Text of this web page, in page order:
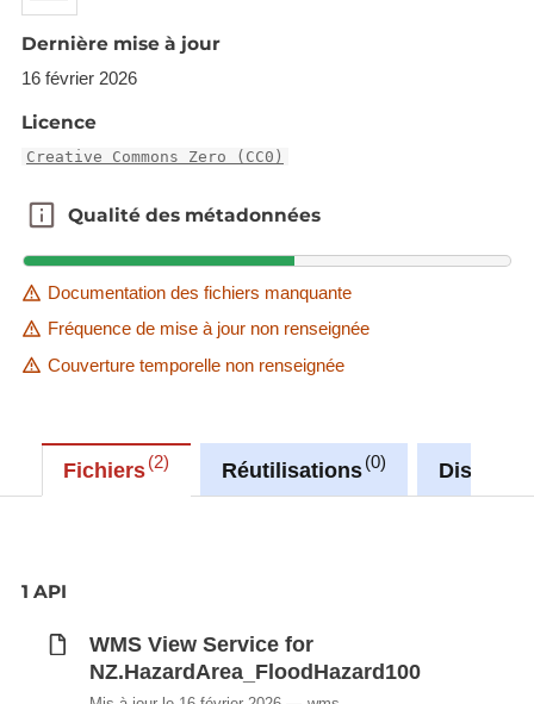
Dernière mise à jour
16 février 2026
Licence
Creative Commons Zero (CC0)
Qualité des métadonnées
Qualité des métadonnées
Documentation des fichiers manquante
Fréquence de mise à jour non renseignée
Couverture temporelle non renseignée
Fichiers 2 Réutilisations 0
1 API
WMS View Service for
NZ.HazardArea_FloodHazard100